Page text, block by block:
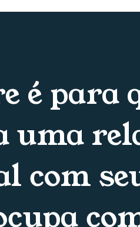
é para
uma
com